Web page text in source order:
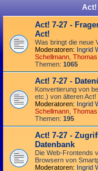
Act!
Act! 7-27 -
Act!
Was bringt die neue
Moderatoren: Ingrid
Schellmann
Themen: 1065
Act! 7-27 -
Konvertierung von
etc.) von älteren Act!
Moderatoren: Ingrid
Schellmann
Themen: 195
Act! 7-27 -
Datenbank
Die Web-Frontends
Browsern von
Moderatoren: Ingrid